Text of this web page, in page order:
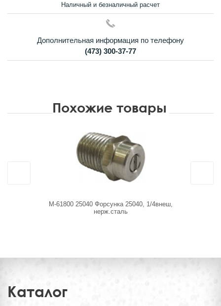
Наличный и безналичный расчет
Дополнительная информация по телефону
(473) 300-37-77
Похожие товары
M-61800 25040 Форсунка 25040, 1/4внеш,
нерж.сталь
Каталог